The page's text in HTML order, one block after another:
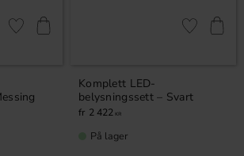
Lagre som favoritt
Komplett LED-
belysningssett – Svart
2 422 KR
Lagre som
På lager